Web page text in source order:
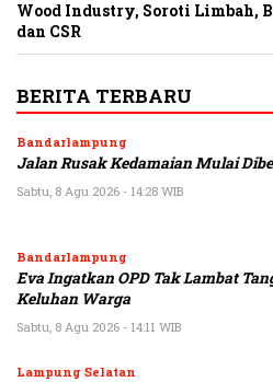
Wood Industry, Soroti Limbah,
dan CSR
BERITA TERBARU
Bandarlampung
Jalan Rusak Kedamaian Mulai
Sabtu, 8 Agu 2026 - 14:28 WIB
Bandarlampung
Eva Ingatkan OPD Tak Lambat
Keluhan Warga
Sabtu, 8 Agu 2026 - 14:11 WIB
Lampung Selatan